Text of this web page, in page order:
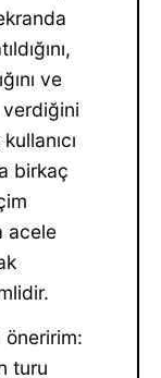
ve
birkaç
acele
turu